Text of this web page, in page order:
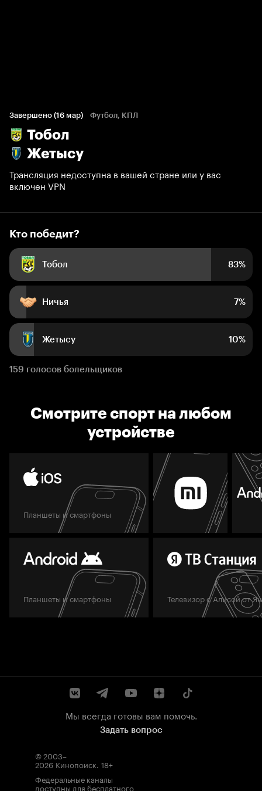
Завершено (16 мар) Футбол, КПЛ
Тобол
Жетысу
Трансляция недоступна в вашей стране или у вас
включен VPN
83%
Кто победит?
Тобол 83%
Ничья 7%
Жетысу 10%
159 голосов болельщиков
Смотрите спорт на любом
устройстве
Планшеты и смартфоны
Планшеты и смартфоны Телевизор с Алисой от
Мы всегда готовы вам помочь.
Задать вопрос
© 2003–
2026 Кинопоиск 18+
Федеральные каналы
доступны для бесплатного